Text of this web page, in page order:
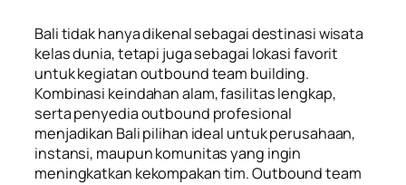
Bali tidak hanya dikenal sebagai destinasi wisata
kelas dunia, tetapi juga sebagai lokasi favorit
untuk kegiatan outbound team building.
Kombinasi keindahan alam, fasilitas lengkap,
serta penyedia outbound profesional
menjadikan Bali pilihan ideal untuk perusahaan,
instansi, maupun komunitas yang ingin
meningkatkan kekompakan tim. Outbound team